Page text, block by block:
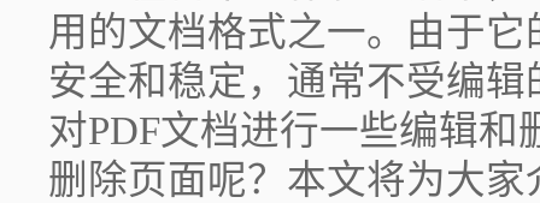
用的文档格式之一。由于
安全和稳定，通常不受编
对PDF文档进行一些编辑
删除页面呢？本文将为大